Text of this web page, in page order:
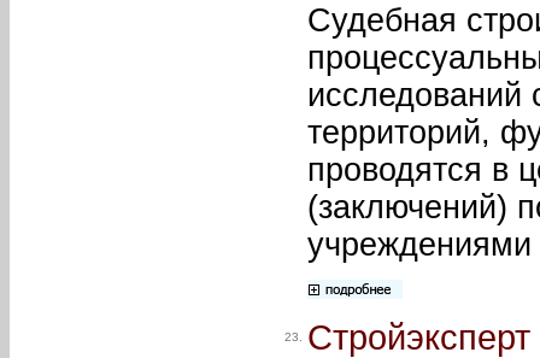
Судебная
исследований
территорий,
проводятся в
(заключений)
23.